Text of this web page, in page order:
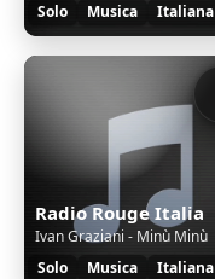
Solo
Musica Italiana
Radio Rouge Italia
Ivan Graziani - Minù Minù
Solo
Musica Italiana